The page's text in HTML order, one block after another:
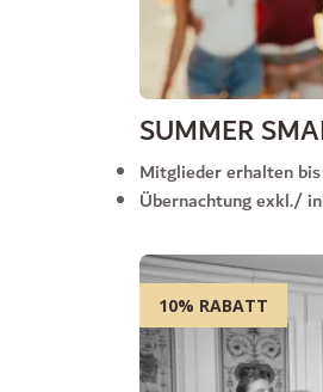
SUMMER
Mitglieder erhalten
Übernachtung exkl./
10% RABATT